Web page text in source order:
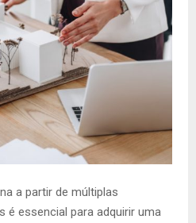
a partir de múltiplas
é essencial para adquirir uma